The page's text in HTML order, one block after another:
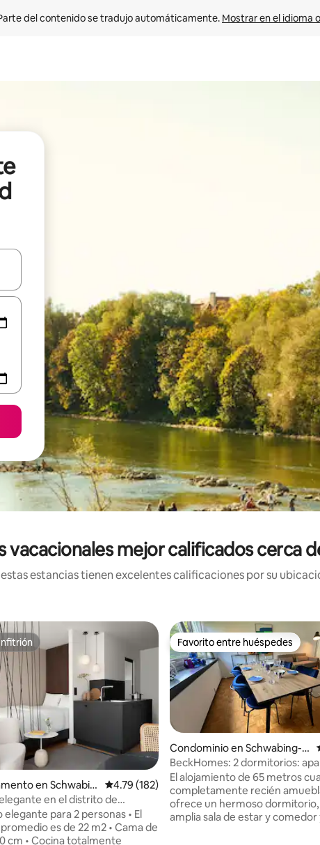
del contenido se tradujo automáticamente. Mostrar en el idioma
usando las teclas de las flechas hacia arriba y hacia abajo, o
vacacionales mejor calificados cerca
estancias tienen excelentes calificaciones por su
de 5; 462 evaluaciones
en Schwabin
Calificación promedio: 4.79 de 5; 182
4.79 (182)
en el distrito de
Múnich
elegante para 2 personas • El
es de 22 m2 • Cama de
cm • Cocina totalmente
Favorito entre huéspedes
Favorito entre huéspedes
Condominio en Schwabing-
West
BeckHomes: 2 dormitorios:
nuevo y acogedor para 5
El alojamiento de 65 metros
completamente recién
ofrece un hermoso
amplia sala de estar y comedor